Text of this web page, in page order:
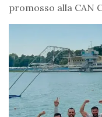
promosso alla CAN